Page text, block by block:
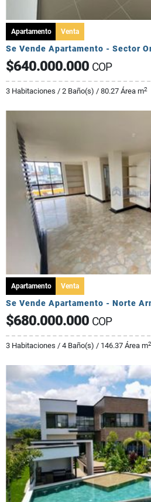
Apartamento Venta
Se Vende Apartamento - Sector
$640.000.000 COP
3 Habitaciones / 2 Baño(s) / 80.27 Área m2
Apartamento Venta
Se Vende Apartamento - Norte
$680.000.000 COP
3 Habitaciones / 4 Baño(s) / 146.37 Área m2